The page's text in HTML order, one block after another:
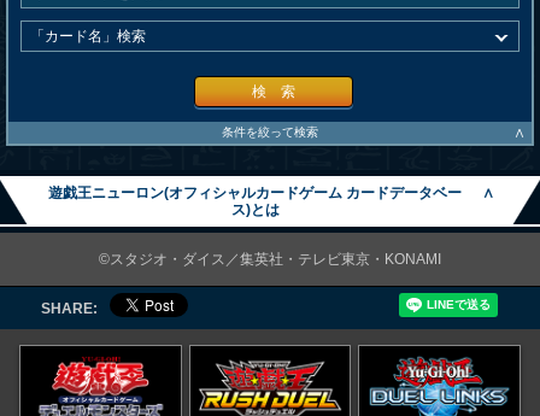
検 索
条件を絞って検索 ∧
遊戯王ニューロン(オフィシャルカードゲーム カードデータベー
ス)とは
∧
©スタジオ・ダイス／集英社・テレビ東京・KONAMI
SHARE: